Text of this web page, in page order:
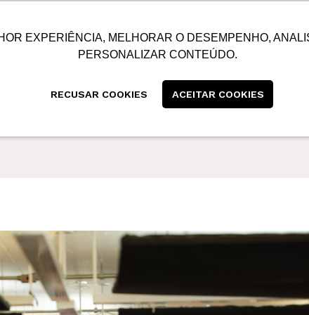
EXPERIÊNCIA, MELHORAR O DESEMPENHO,
PERSONALIZAR CONTEÚDO.
RECUSAR COOKIES ACEITAR COOKIES
SUSTENTABILIDADE BLOG CONTATO